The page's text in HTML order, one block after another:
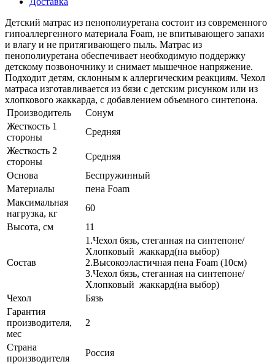
Детский матрас из пенополиуретана состоит из современного
гипоаллергенного материала Foam, не впитывающего запахи
и влагу и не притягивающего пыль. Матрас из
пенополиуретана обеспечивает необходимую поддержку
детскому позвоночнику и снимает мышечное напряжение.
Подходит детям, склонным к аллергическим реакциям. Чехол
матраса изготавливается из бязи с детским рисунком или из
хлопкового жаккарда, с добавлением объемного синтепона.
Производитель
Сонум
Жесткость 1
стороны
Средняя
Жесткость 2
стороны
Средняя
Основа
Беспружинный
Материалы
пена Foam
Максимальная
нагрузка, кг
60
Высота, см
11
Состав
1.Чехол бязь, стеганная на синтепоне/
Хлопковый жаккард(на выбор)
2.Высокоэластичная пена Foam (10см)
3.Чехол бязь, стеганная на синтепоне/
Хлопковый жаккард(на выбор)
Чехол
Бязь
Гарантия
производителя,
мес
2
Страна
производителя
Россия